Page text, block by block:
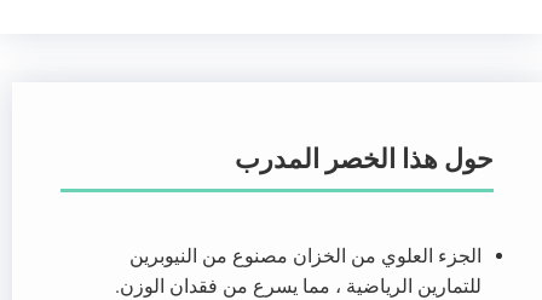
حول هذا الخصر المدرب
الجزء العلوي من الخزان مصنوع من النيوبرين
للتمارين الرياضية ، مما يسرع من فقدان الوزن.